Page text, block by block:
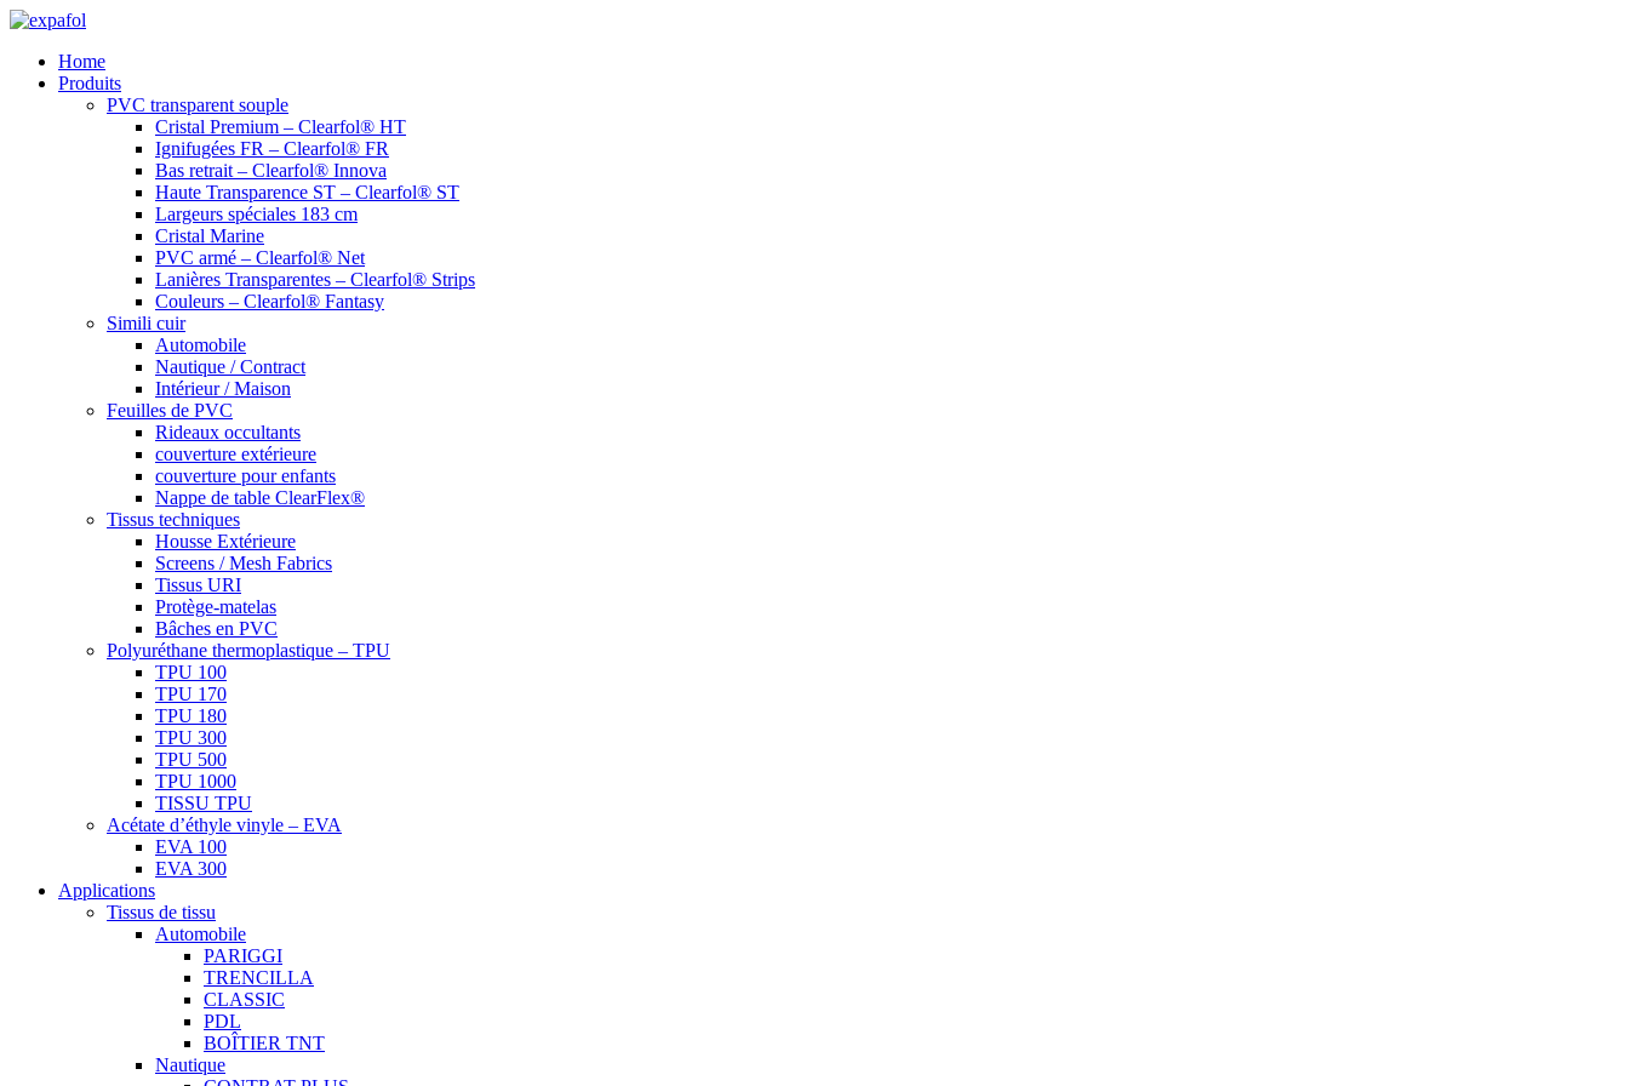
Aller
contenuHome
Produits
PVC transparent souple
Cristal Premium – Clearfol® HT
Ignifugées FR – Clearfol® FR
Bas retrait – Clearfol® Innova
Haute Transparence ST – Clearfol® ST
Largeurs spéciales 183 cm
Cristal Marine
PVC armé – Clearfol® Net
Lanières Transparentes – Clearfol® Strips
Couleurs – Clearfol® Fantasy
Simili cuir
Automobile
Nautique / Contract
Intérieur / Maison
Feuilles de PVC
Rideaux occultants
couverture extérieure
couverture pour enfants
Nappe de table ClearFlex®
Tissus techniques
Housse Extérieure
Screens / Mesh Fabrics
Tissus URI
Protège-matelas
Bâches en PVC
Polyuréthane thermoplastique – TPU
TPU 100
TPU 170
TPU 180
TPU 300
TPU 500
TPU 1000
TISSU TPU
Acétate d’éthyle vinyle – EVA
EVA 100
EVA 300
Applications
Tissus de tissu
Automobile
PARIGGI
TRENCILLA
CLASSIC
PDL
BOÎTIER TNT
Nautique